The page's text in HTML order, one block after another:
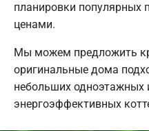
планировки популярных
ценами.
Мы можем предложить
оригинальные дома
небольших одноэтажных
энергоэффективных